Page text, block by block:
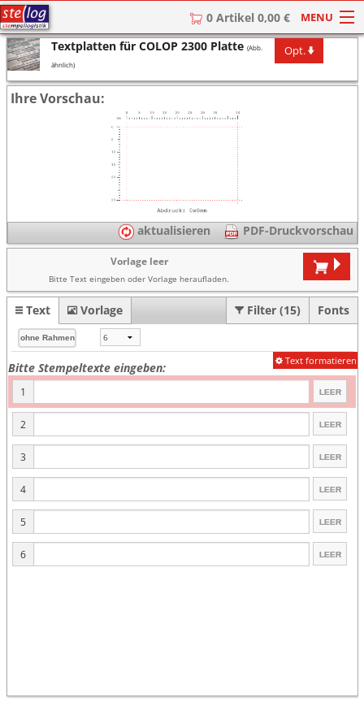
0 Artikel 0,00 € MENU
HOME
Stempel
Stempel-Textplatten
Textplatten für COLOP 2300 Platte (Abb.
ähnlich)
Opt.
Ihre Vorschau:
aktualisieren PDF-Druckvorschau
Vorlage leer
Bitte Text eingeben oder Vorlage heraufladen.
Text Vorlage Fonts
Filter (15)
Bitte Stempeltexte eingeben:
1
2
3
4
5
6
Text formatieren